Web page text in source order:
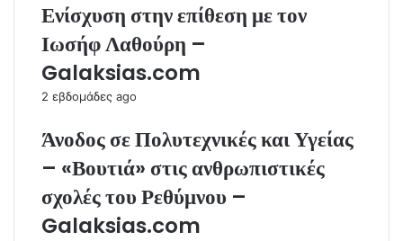
Ενίσχυση στην επίθεση με τον
Ιωσήφ Λαθούρη –
Galaksias.com
2 εβδομάδες ago
Άνοδος σε Πολυτεχνικές και Υγείας
– «Βουτιά» στις ανθρωπιστικές
σχολές του Ρεθύμνου –
Galaksias.com